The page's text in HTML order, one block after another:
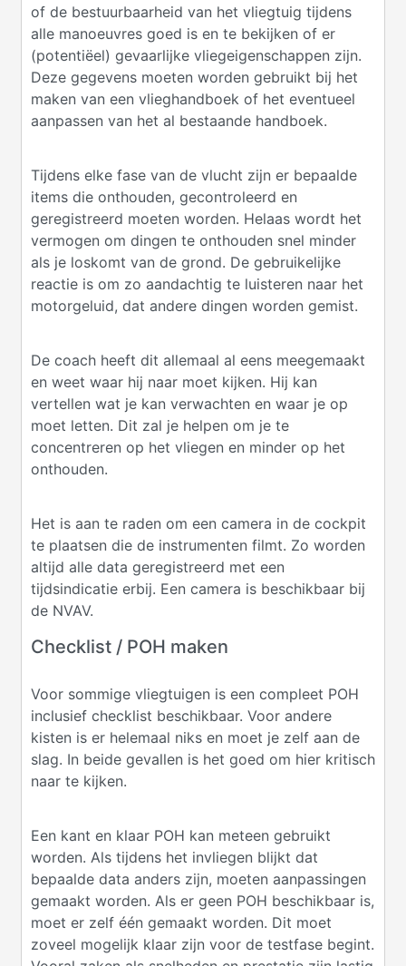
of de bestuurbaarheid van het vliegtuig tijdens
alle manoeuvres goed is en te bekijken of er
(potentiëel) gevaarlijke vliegeigenschappen zijn.
Deze gegevens moeten worden gebruikt bij het
maken van een vlieghandboek of het eventueel
aanpassen van het al bestaande handboek.
Tijdens elke fase van de vlucht zijn er bepaalde
items die onthouden, gecontroleerd en
geregistreerd moeten worden. Helaas wordt het
vermogen om dingen te onthouden snel minder
als je loskomt van de grond. De gebruikelijke
reactie is om zo aandachtig te luisteren naar het
motorgeluid, dat andere dingen worden gemist.
De coach heeft dit allemaal al eens meegemaakt
en weet waar hij naar moet kijken. Hij kan
vertellen wat je kan verwachten en waar je op
moet letten. Dit zal je helpen om je te
concentreren op het vliegen en minder op het
onthouden.
Het is aan te raden om een camera in de cockpit
te plaatsen die de instrumenten filmt. Zo worden
altijd alle data geregistreerd met een
tijdsindicatie erbij. Een camera is beschikbaar bij
de NVAV.
Checklist / POH maken
Voor sommige vliegtuigen is een compleet POH
inclusief checklist beschikbaar. Voor andere
kisten is er helemaal niks en moet je zelf aan de
slag. In beide gevallen is het goed om hier kritisch
naar te kijken.
Een kant en klaar POH kan meteen gebruikt
worden. Als tijdens het invliegen blijkt dat
bepaalde data anders zijn, moeten aanpassingen
gemaakt worden. Als er geen POH beschikbaar is,
moet er zelf één gemaakt worden. Dit moet
zoveel mogelijk klaar zijn voor de testfase begint.